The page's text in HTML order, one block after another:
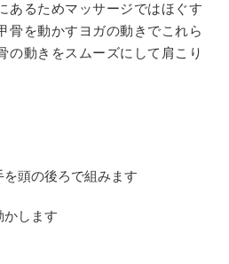
あるためマッサージではほぐす
骨を動かすヨガの動きでこれら
の動きをスムーズにして肩こり
頭の後ろで組みます
します